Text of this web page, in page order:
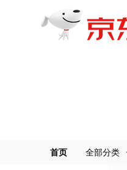
首页 全部分类